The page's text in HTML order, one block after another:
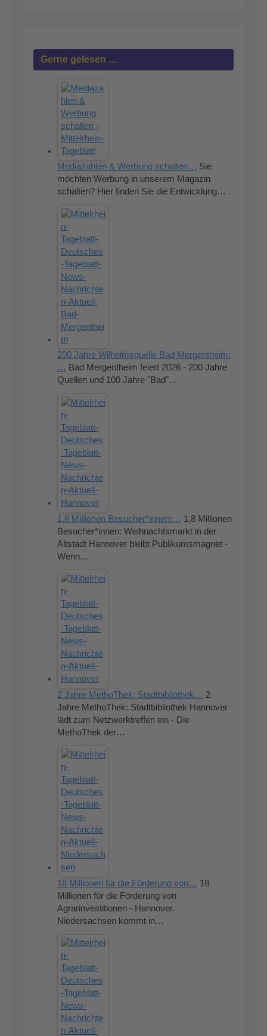
Gerne gelesen …
Mediazahlen & Werbung schalten… Sie
möchten Werbung in unserem Magazin
schalten? Hier finden Sie die Entwicklung…
200 Jahre Wilhelmsquelle Bad Mergentheim:
… Bad Mergentheim feiert 2026 - 200 Jahre
Quellen und 100 Jahre "Bad"…
1,8 Millionen Besucher*innen:… 1,8 Millionen
Besucher*innen: Weihnachtsmarkt in der
Altstadt Hannover bleibt Publikumsmagnet -
Wenn…
2 Jahre MethoThek: Stadtbibliothek… 2
Jahre MethoThek: Stadtbibliothek Hannover
lädt zum Netzwerktreffen ein - Die
MethoThek der…
18 Millionen für die Förderung von… 18
Millionen für die Förderung von
Agrarinvestitionen - Hannover.
Niedersachsen kommt in…